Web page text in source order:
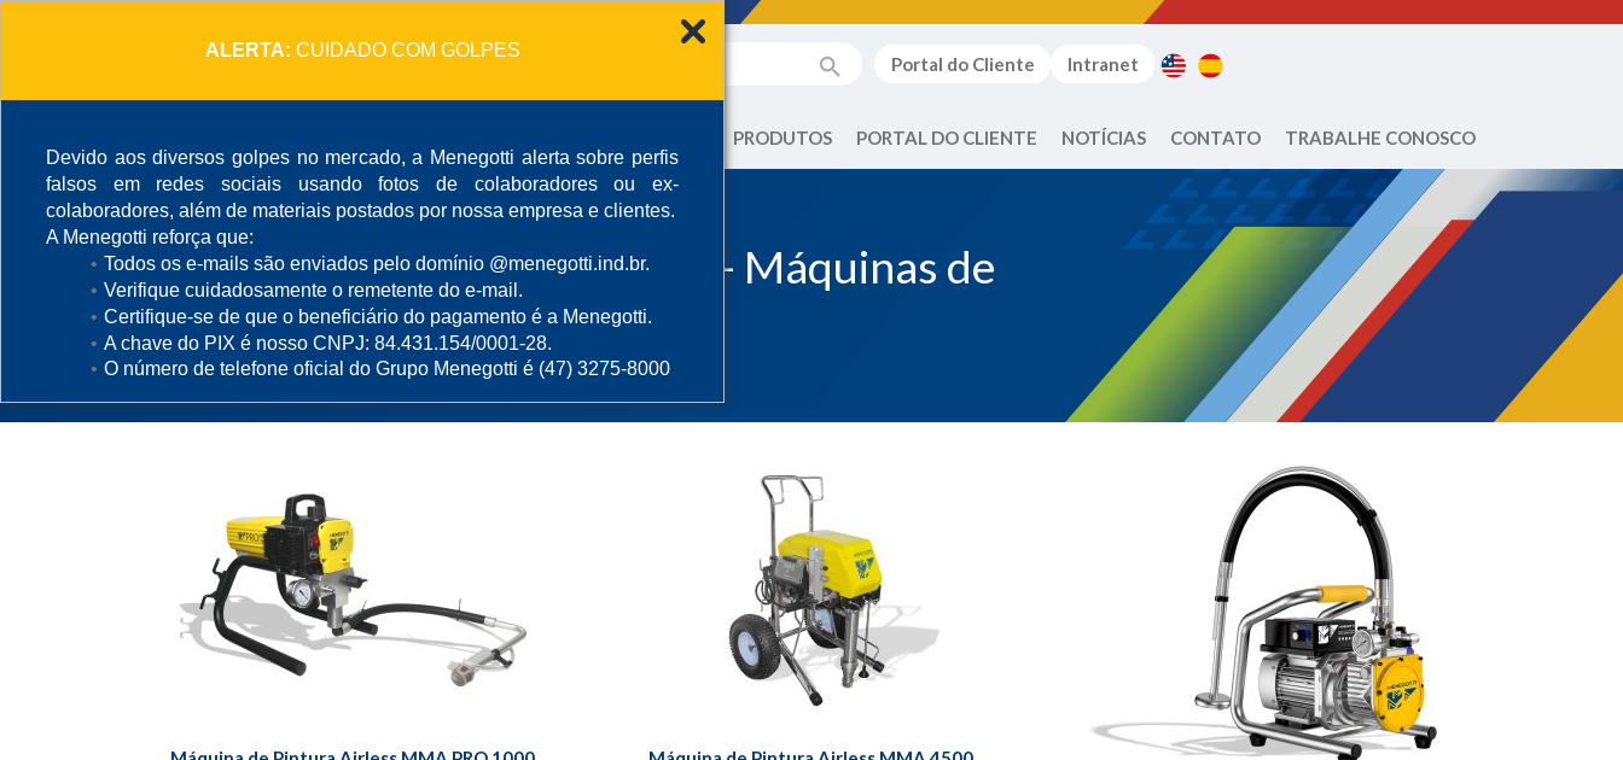
ALERTA: CUIDADO COM GOLPES
Devido aos diversos golpes no mercado, a Menegotti alerta sobre perfis
falsos em redes sociais usando fotos de colaboradores ou ex-
colaboradores, além de materiais postados por nossa empresa e clientes.
A Menegotti reforça que:
Todos os e-mails são enviados pelo domínio @menegotti.ind.br.
Verifique cuidadosamente o remetente do e-mail.
Certifique-se de que o beneficiário do pagamento é a Menegotti.
A chave do PIX é nosso CNPJ: 84.431.154/0001-28.
O número de telefone oficial do Grupo Menegotti é (47) 3275-8000
Portal do Cliente Intranet
PRODUTOS PORTAL DO CLIENTE NOTÍCIAS CONTATO TRABALHE CONOSCO
Adensamento e Acabamento - Máquinas de
Pintura